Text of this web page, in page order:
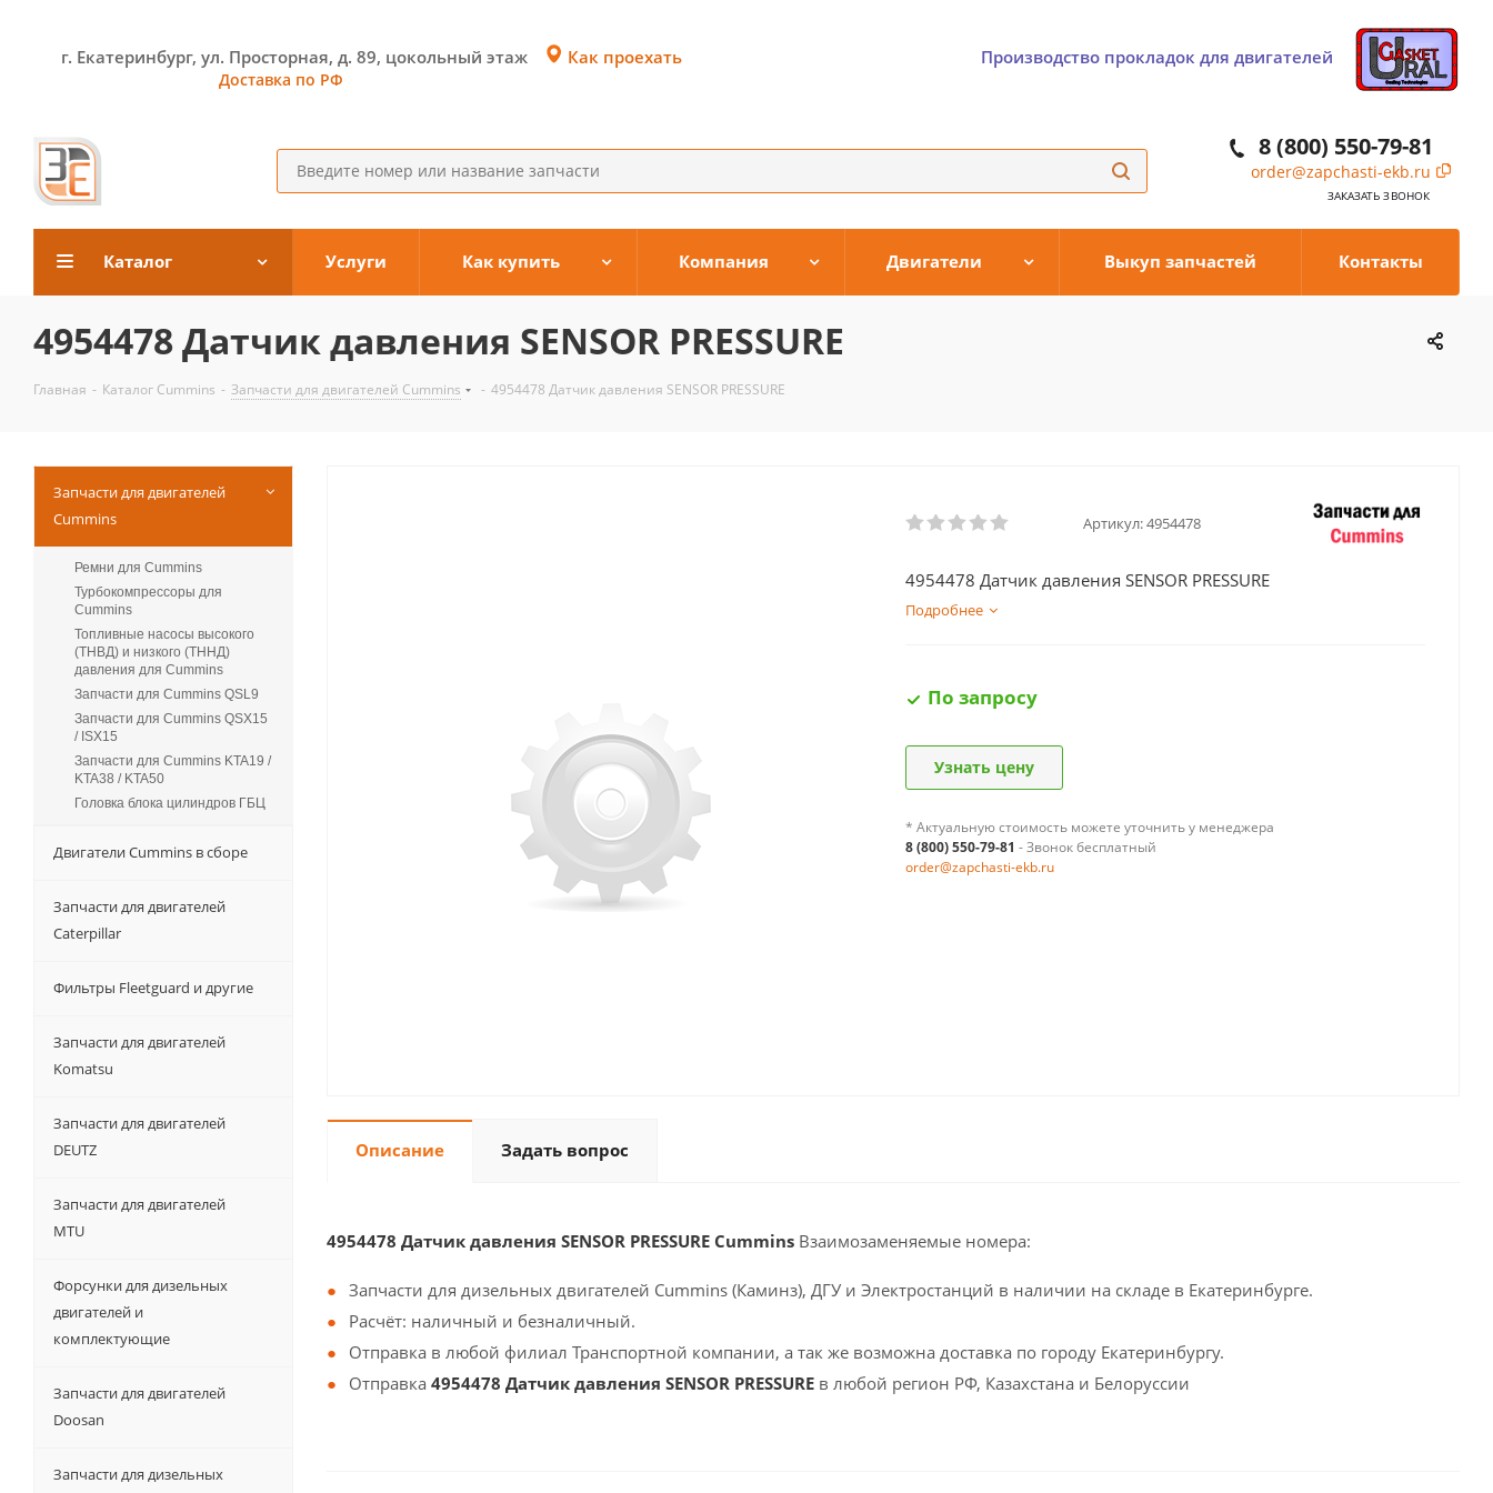
г. Екатеринбург, ул. Просторная, д. 89, цокольный этаж
Доставка по РФ
Как проехать Производство прокладок для двигателей
8 (800) 550-79-81
order@zapchasti-ekb.ru
ЗАКАЗАТЬ ЗВОНОК
Каталог Услуги Как купить Компания Двигатели Выкуп запчастей Контакты
4954478 Датчик давления SENSOR PRESSURE
Главная - Каталог Cummins - Запчасти для двигателей Cummins - 4954478 Датчик давления SENSOR PRESSURE
Артикул:4954478
4954478 Датчик давления SENSOR PRESSURE
Подробнее
По запросу
Узнать цену
* Актуальную стоимость можете уточнить у менеджера
8 (800) 550-79-81 - Звонок бесплатный
order@zapchasti-ekb.ru
Описание Задать вопрос
4954478 Датчик давления SENSOR PRESSURE Cummins Взаимозаменяемые номера:
Запчасти для дизельных двигателей Cummins (Каминз), ДГУ и Электростанций в наличии на складе в Екатеринбурге.
Расчёт: наличный и безналичный.
Отправка в любой филиал Транспортной компании, а так же возможна доставка по городу Екатеринбургу.
Отправка 4954478 Датчик давления SENSOR PRESSURE в любой регион РФ, Казахстана и Белоруссии
Запчасти для двигателей
Cummins
Ремни для Cummins
Турбокомпрессоры для
Сummins
Топливные насосы высокого
(ТНВД) и низкого (ТННД)
давления для Cummins
Запчасти для Cummins QSL9
Запчасти для Cummins QSX15
/ ISX15
Запчасти для Cummins KTA19 /
KTA38 / KTA50
Головка блока цилиндров ГБЦ
Двигатели Cummins в сборе
Запчасти для двигателей
Caterpillar
Фильтры Fleetguard и другие
Запчасти для двигателей
Komatsu
Запчасти для двигателей
DEUTZ
Запчасти для двигателей
MTU
Форсунки для дизельных
двигателей и
комплектующие
Запчасти для двигателей
Doosan
Запчасти для дизельных